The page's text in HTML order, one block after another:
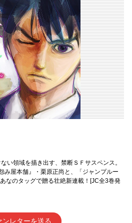
い領域を描き出す、禁断ＳＦサスペンス。
み屋本舗』・栗原正尚と、「ジャンプルー
なのタッグで贈る壮絶新連載！[JC全3巻発
ンレターを送る